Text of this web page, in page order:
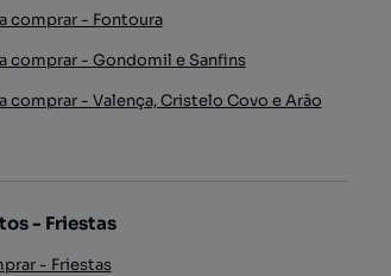
comprar - Fontoura
comprar - Gondomil e Sanfins
comprar - Valença, Cristelo Covo e Arão
- Friestas
- Friestas